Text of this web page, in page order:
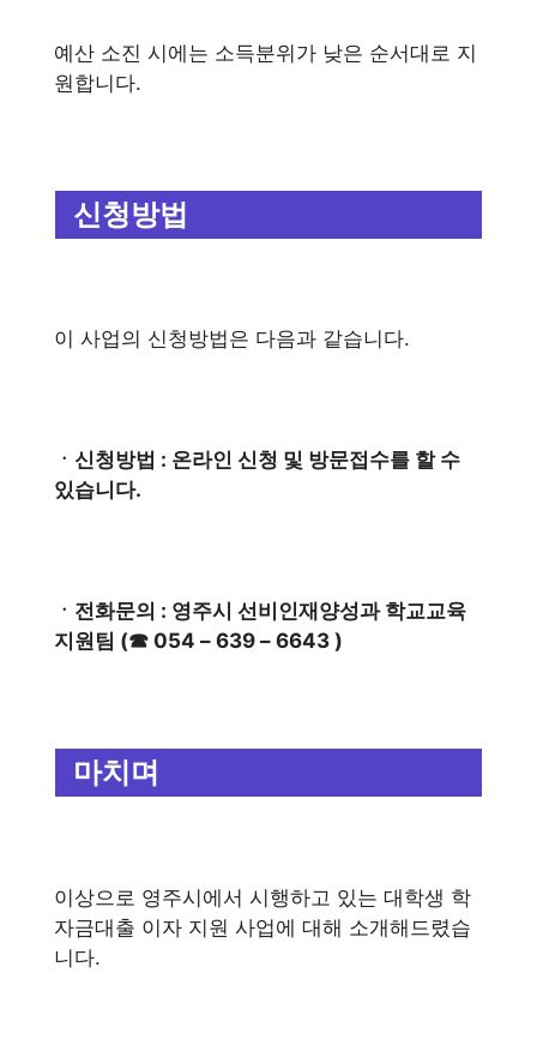
예산 소진 시에는 소득분위가 낮은 순서대로 지
원합니다.
신청방법
이 사업의 신청방법은 다음과 같습니다.
ㆍ신청방법 : 온라인 신청 및 방문접수를 할 수
있습니다.
ㆍ전화문의 : 영주시 선비인재양성과 학교교육
지원팀 (☎ 054 – 639 – 6643 )
마치며
이상으로 영주시에서 시행하고 있는 대학생 학
자금대출 이자 지원 사업에 대해 소개해드렸습
니다.